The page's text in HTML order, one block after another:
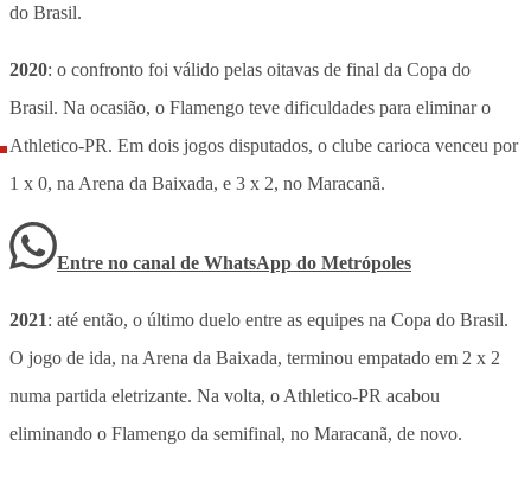
do Brasil.
2020: o confronto foi válido pelas oitavas de final da Copa do
Brasil. Na ocasião, o Flamengo teve dificuldades para eliminar o
Athletico-PR. Em dois jogos disputados, o clube carioca venceu por
1 x 0, na Arena da Baixada, e 3 x 2, no Maracanã.
Entre no canal de WhatsApp do Metrópoles
2021: até então, o último duelo entre as equipes na Copa do Brasil.
O jogo de ida, na Arena da Baixada, terminou empatado em 2 x 2
numa partida eletrizante. Na volta, o Athletico-PR acabou
eliminando o Flamengo da semifinal, no Maracanã, de novo.